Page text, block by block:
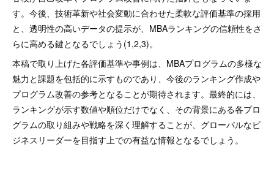
す。今後、技術革新や社会変動に合わせた柔軟な評価基準の採用
と、透明性の高いデータの提示が、MBAランキングの信頼性をさ
らに高める鍵となるでしょう(1,2,3)。
本稿で取り上げた各評価基準や事例は、MBAプログラムの多様な
魅力と課題を包括的に示すものであり、今後のランキング作成や
プログラム改善の参考となることが期待されます。最終的には、
ランキングが示す数値や順位だけでなく、その背景にある各プロ
グラムの取り組みや戦略を深く理解することが、グローバルなビ
ジネスリーダーを目指す上での有益な情報となるでしょう。